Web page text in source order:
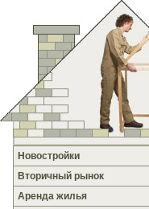
Новостройки
Вторичный рынок
Аренда жилья